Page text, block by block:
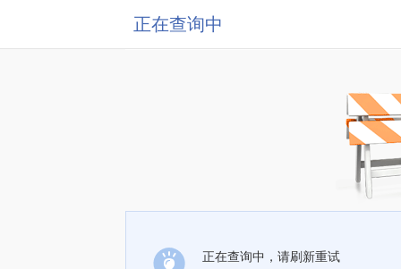
正在查询中
正在查询中，请刷新重试